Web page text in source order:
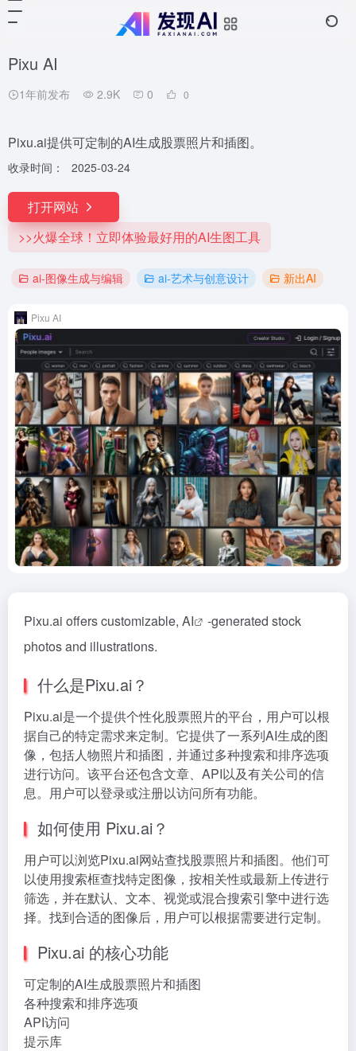
Pixu AI
1年前发布 2.9K 0 0
Pixu.ai提供可定制的AI生成股票照片和插图。
收录时间： 2025-03-24
打开网站
>>火爆全球！立即体验最好用的AI生图工具
ai-图像生成与编辑 ai-艺术与创意设计 新出AI
Pixu AI
Pixu.ai offers customizable, AI
-generated stock
photos and illustrations.
什么是Pixu.ai？
Pixu.ai是一个提供个性化股票照片的平台，用户可以根
据自己的特定需求来定制。它提供了一系列AI生成的图
像，包括人物照片和插图，并通过多种搜索和排序选项
进行访问。该平台还包含文章、API以及有关公司的信
息。用户可以登录或注册以访问所有功能。
如何使用 Pixu.ai？
用户可以浏览Pixu.ai网站查找股票照片和插图。他们可
以使用搜索框查找特定图像，按相关性或最新上传进行
筛选，并在默认、文本、视觉或混合搜索引擎中进行选
择。找到合适的图像后，用户可以根据需要进行定制。
Pixu.ai 的核心功能
可定制的AI生成股票照片和插图
各种搜索和排序选项
API访问
提示库